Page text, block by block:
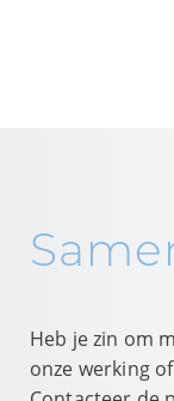
Heb je zin om
onze werking